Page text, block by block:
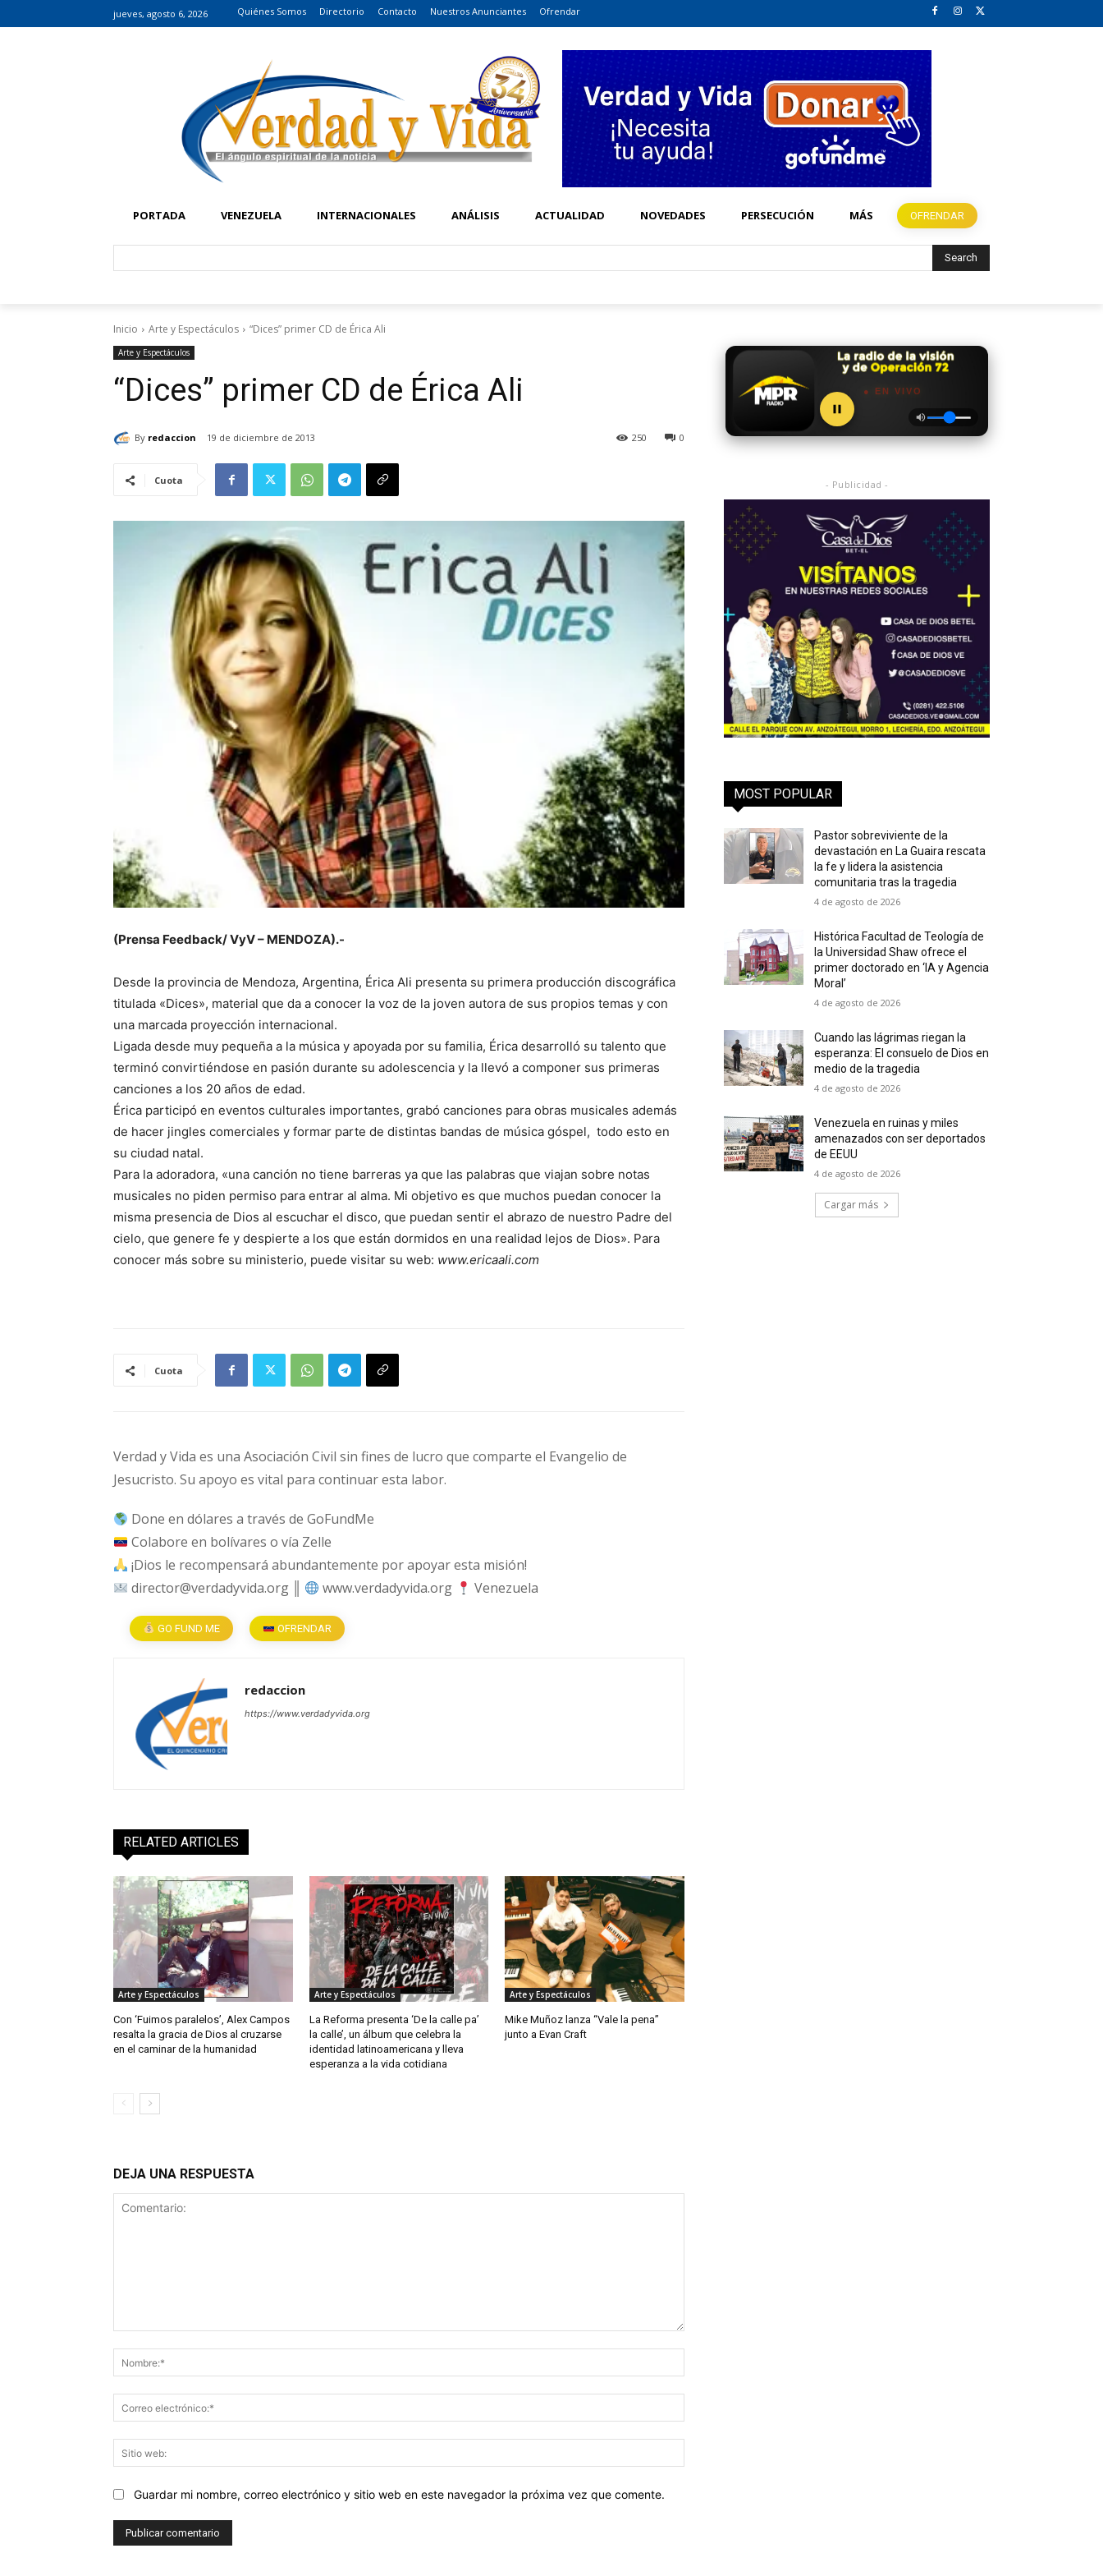
jueves, agosto 6, 2026 Quiénes Somos Directorio Contacto Nuestros Anunciantes Ofrendar
PORTADA VENEZUELA INTERNACIONALES ANÁLISIS ACTUALIDAD NOVEDADES PERSECUCIÓN MÁS OFRENDAR
Search
Inicio Arte y Espectáculos “Dices” primer CD de Érica Ali
Arte y Espectáculos
“Dices” primer CD de Érica Ali
By redaccion 19 de diciembre de 2013 0
250
Cuota
(Prensa Feedback/ VyV – MENDOZA).-
Desde la provincia de Mendoza, Argentina, Érica Ali presenta su primera producción discográfica
titulada «Dices», material que da a conocer la voz de la joven autora de sus propios temas y con
una marcada proyección internacional.
Ligada desde muy pequeña a la música y apoyada por su familia, Érica desarrolló su talento que
terminó convirtiéndose en pasión durante su adolescencia y la llevó a componer sus primeras
canciones a los 20 años de edad.
Érica participó en eventos culturales importantes, grabó canciones para obras musicales además
de hacer jingles comerciales y formar parte de distintas bandas de música góspel, todo esto en
su ciudad natal.
Para la adoradora, «una canción no tiene barreras ya que las palabras que viajan sobre notas
musicales no piden permiso para entrar al alma. Mi objetivo es que muchos puedan conocer la
misma presencia de Dios al escuchar el disco, que puedan sentir el abrazo de nuestro Padre del
cielo, que genere fe y despierte a los que están dormidos en una realidad lejos de Dios». Para
conocer más sobre su ministerio, puede visitar su web: www.ericaali.com
Cuota
Verdad y Vida es una Asociación Civil sin fines de lucro que comparte el Evangelio de
Jesucristo. Su apoyo es vital para continuar esta labor.
Done en dólares a través de GoFundMe
Colabore en bolívares o vía Zelle
¡Dios le recompensará abundantemente por apoyar esta misión!
director@verdadyvida.org ║
www.verdadyvida.org Venezuela
GO FUND ME OFRENDAR
redaccion
https://www.verdadyvida.org
RELATED ARTICLES
Arte y Espectáculos
Con ‘Fuimos paralelos’, Alex Campos
resalta la gracia de Dios al cruzarse
en el caminar de la humanidad
Arte y Espectáculos
La Reforma presenta ‘De la calle pa’
la calle’, un álbum que celebra la
identidad latinoamericana y lleva
esperanza a la vida cotidiana
Arte y Espectáculos
Mike Muñoz lanza “Vale la pena”
junto a Evan Craft
DEJA UNA RESPUESTA
electrónico:*
web:
Guardar mi nombre, correo electrónico y sitio web en este navegador la próxima vez que comente.
● EN VIVO
- Publicidad -
MOST POPULAR
Pastor sobreviviente de la
devastación en La Guaira rescata
la fe y lidera la asistencia
comunitaria tras la tragedia
4 de agosto de 2026
Histórica Facultad de Teología de
la Universidad Shaw ofrece el
primer doctorado en ‘IA y Agencia
Moral’
4 de agosto de 2026
Cuando las lágrimas riegan la
esperanza: El consuelo de Dios en
medio de la tragedia
4 de agosto de 2026
Venezuela en ruinas y miles
amenazados con ser deportados
de EEUU
4 de agosto de 2026
Cargar más